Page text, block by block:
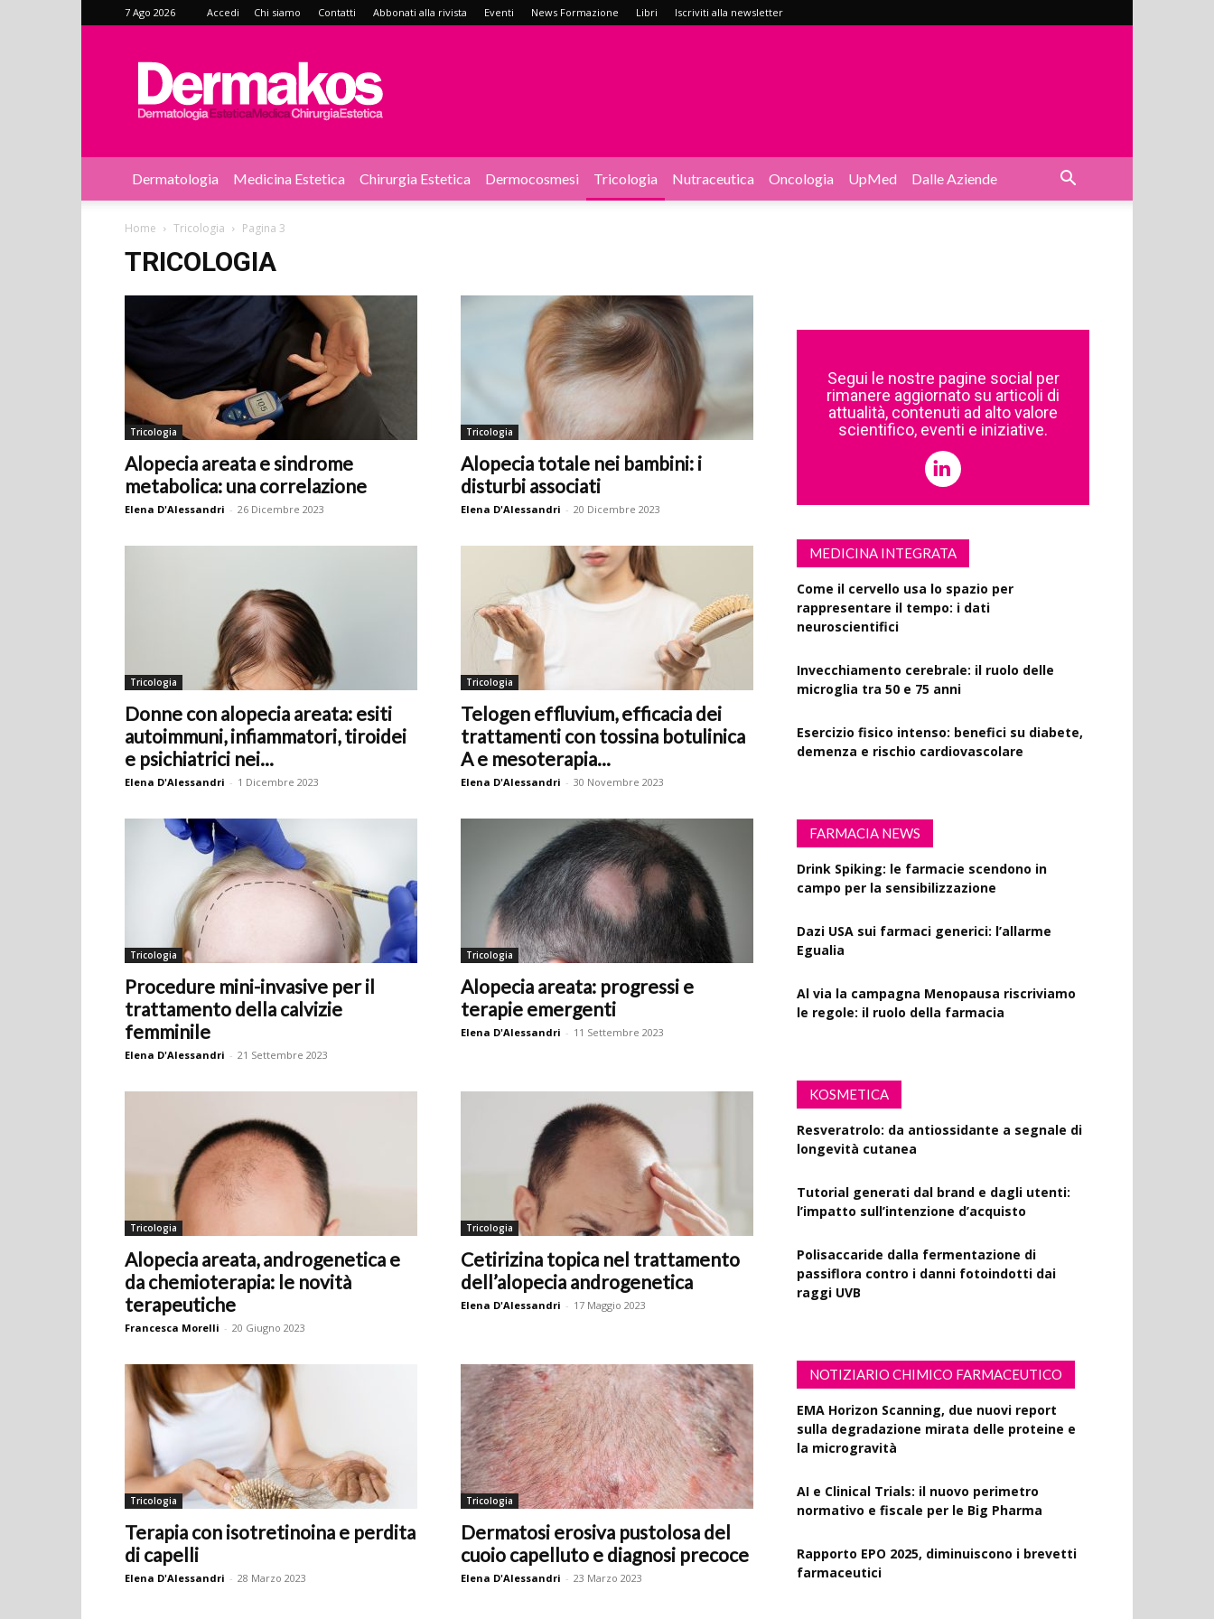
7 Ago 2026 Accedi Chi siamo Contatti Abbonati alla rivista Eventi News Formazione Libri Iscriviti alla newsletter
Dermakos
Dermatologia Medicina Estetica Chirurgia Estetica Dermocosmesi Tricologia Nutraceutica Oncologia UpMed Dalle Aziende
Home Tricologia Pagina 3
TRICOLOGIA
Tricologia
Alopecia areata e sindrome
metabolica: una correlazione
Elena D'Alessandri - 26 Dicembre 2023
Tricologia
Alopecia totale nei bambini: i
disturbi associati
Elena D'Alessandri - 20 Dicembre 2023
Tricologia
Donne con alopecia areata: esiti
autoimmuni, infiammatori, tiroidei
e psichiatrici nei...
Elena D'Alessandri - 1 Dicembre 2023
Tricologia
Telogen effluvium, efficacia dei
trattamenti con tossina botulinica
A e mesoterapia...
Elena D'Alessandri - 30 Novembre 2023
Tricologia
Procedure mini-invasive per il
trattamento della calvizie
femminile
Elena D'Alessandri - 21 Settembre 2023
Tricologia
Alopecia areata: progressi e
terapie emergenti
Elena D'Alessandri - 11 Settembre 2023
Tricologia
Alopecia areata, androgenetica e
da chemioterapia: le novità
terapeutiche
Francesca Morelli - 20 Giugno 2023
Tricologia
Cetirizina topica nel trattamento
dell’alopecia androgenetica
Elena D'Alessandri - 17 Maggio 2023
Tricologia
Terapia con isotretinoina e perdita
di capelli
Elena D'Alessandri - 28 Marzo 2023
Tricologia
Dermatosi erosiva pustolosa del
cuoio capelluto e diagnosi precoce
Elena D'Alessandri - 23 Marzo 2023
Segui le nostre pagine social per
rimanere aggiornato su articoli di
attualità, contenuti ad alto valore
scientifico, eventi e iniziative.
MEDICINA INTEGRATA
Come il cervello usa lo spazio per
rappresentare il tempo: i dati
neuroscientifici
Invecchiamento cerebrale: il ruolo delle
microglia tra 50 e 75 anni
Esercizio fisico intenso: benefici su diabete,
demenza e rischio cardiovascolare
FARMACIA NEWS
Drink Spiking: le farmacie scendono in
campo per la sensibilizzazione
Dazi USA sui farmaci generici: l’allarme
Egualia
Al via la campagna Menopausa riscriviamo
le regole: il ruolo della farmacia
KOSMETICA
Resveratrolo: da antiossidante a segnale di
longevità cutanea
Tutorial generati dal brand e dagli utenti:
l’impatto sull’intenzione d’acquisto
Polisaccaride dalla fermentazione di
passiflora contro i danni fotoindotti dai
raggi UVB
NOTIZIARIO CHIMICO FARMACEUTICO
EMA Horizon Scanning, due nuovi report
sulla degradazione mirata delle proteine e
la microgravità
AI e Clinical Trials: il nuovo perimetro
normativo e fiscale per le Big Pharma
Rapporto EPO 2025, diminuiscono i brevetti
farmaceutici